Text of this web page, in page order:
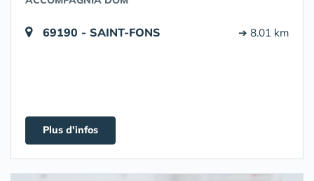
69190 - SAINT-FONS ➔ 8.01 km
Plus d'infos